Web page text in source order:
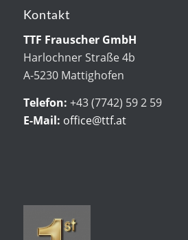
Kontakt
TTF Frauscher GmbH
Harlochner Straße 4b
A-5230 Mattighofen
Telefon: +43 (7742) 59 2 59
E-Mail: office@ttf.at